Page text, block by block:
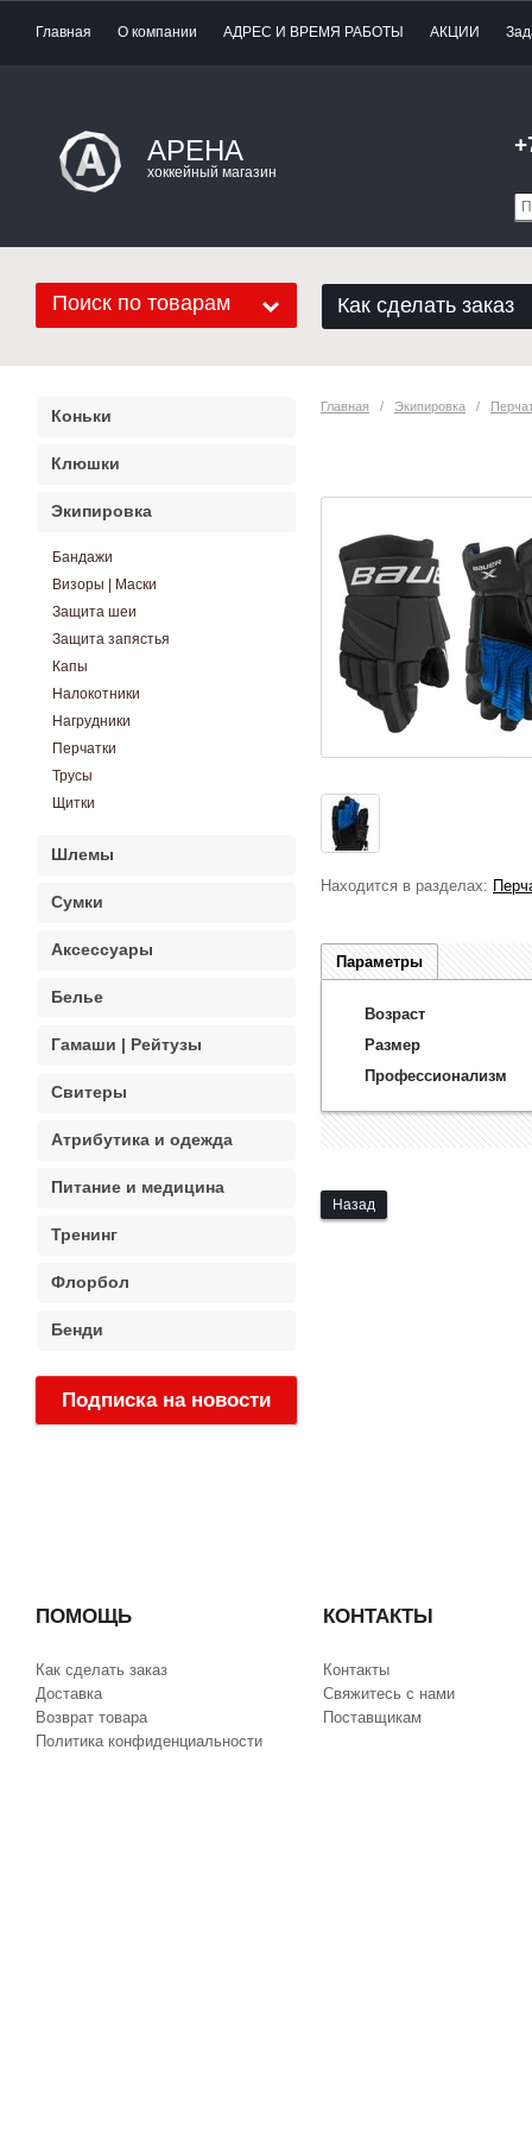
Главная О компании АДРЕС И ВРЕМЯ РАБОТЫ АКЦИИ
АРЕНА
хоккейный магазин
Поиск по товарам Как сделать заказ
Главная
   /
Экипировка
   /
Находится в разделах:
Параметры
Возраст
Размер
Профессионализм
Назад
Коньки
Клюшки
Экипировка
Бандажи
Визоры | Маски
Защита шеи
Защита запястья
Капы
Налокотники
Нагрудники
Перчатки
Трусы
Щитки
Шлемы
Сумки
Аксессуары
Белье
Гамаши | Рейтузы
Свитеры
Атрибутика и одежда
Питание и медицина
Тренинг
Флорбол
Бенди
Подписка на новости
ПОМОЩЬ
Как сделать заказ
Доставка
Возврат товара
Политика конфиденциальности
КОНТАКТЫ
Контакты
Свяжитесь с нами
Поставщикам